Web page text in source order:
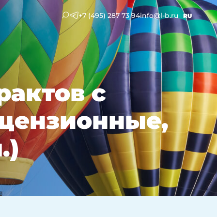
+7 (495) 287 73 94info@l-b.ru RU
с